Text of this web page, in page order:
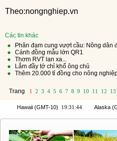
theo:nongnghiep.vn
Các tin khác
Phân đạm cung vượt cầu: Nông dân
Cánh đồng mẫu lớn QR1
Thơm RVT lan xa...
Lắm đầy tớ chỉ khổ ông chủ
Thêm 20.000 tỉ đồng cho nông
Trang 1 2 3 4 5 6 7 8 9 10 11 12 13